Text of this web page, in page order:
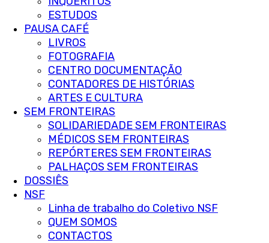
ESTUDOS
PAUSA CAFÉ
LIVROS
FOTOGRAFIA
CENTRO DOCUMENTAÇÃO
CONTADORES DE HISTÓRIAS
ARTES E CULTURA
SEM FRONTEIRAS
SOLIDARIEDADE SEM FRONTEIRAS
MÉDICOS SEM FRONTEIRAS
REPÓRTERES SEM FRONTEIRAS
PALHAÇOS SEM FRONTEIRAS
DOSSIÊS
NSF
Linha de trabalho do Coletivo NSF
QUEM SOMOS
CONTACTOS